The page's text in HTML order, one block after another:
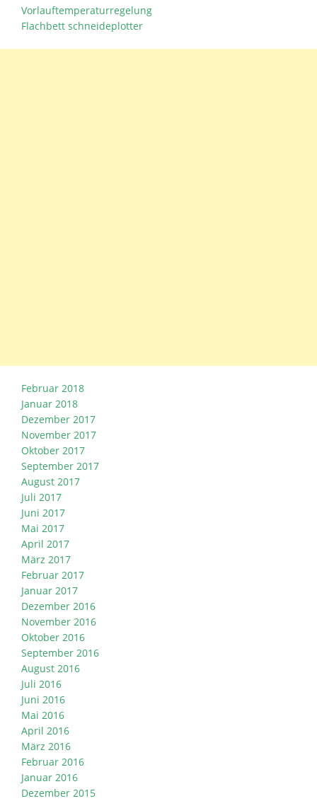
Vorlauftemperaturregelung
Flachbett schneideplotter
Februar 2018
Januar 2018
Dezember 2017
November 2017
Oktober 2017
September 2017
August 2017
Juli 2017
Juni 2017
Mai 2017
April 2017
März 2017
Februar 2017
Januar 2017
Dezember 2016
November 2016
Oktober 2016
September 2016
August 2016
Juli 2016
Juni 2016
Mai 2016
April 2016
März 2016
Februar 2016
Januar 2016
Dezember 2015